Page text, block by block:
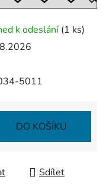
k odeslání (1 ks)
5011
DO KOŠÍKU
Sdílet